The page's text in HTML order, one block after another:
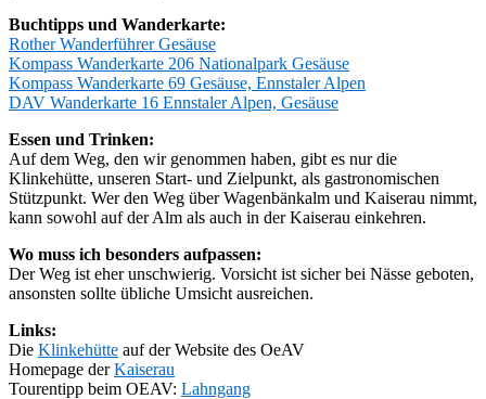
Buchtipps und Wanderkarte:
Rother Wanderführer Gesäuse
Kompass Wanderkarte 206 Nationalpark Gesäuse
Kompass Wanderkarte 69 Gesäuse, Ennstaler Alpen
DAV Wanderkarte 16 Ennstaler Alpen, Gesäuse
Essen und Trinken:
Auf dem Weg, den wir genommen haben, gibt es nur die
Klinkehütte, unseren Start- und Zielpunkt, als gastronomischen
Stützpunkt. Wer den Weg über Wagenbänkalm und Kaiserau nimmt,
kann sowohl auf der Alm als auch in der Kaiserau einkehren.
Wo muss ich besonders aufpassen:
Der Weg ist eher unschwierig. Vorsicht ist sicher bei Nässe geboten,
ansonsten sollte übliche Umsicht ausreichen.
Links:
Die Klinkehütte auf der Website des OeAV
Homepage derKaiserau
Tourentipp beim OEAV: Lahngang